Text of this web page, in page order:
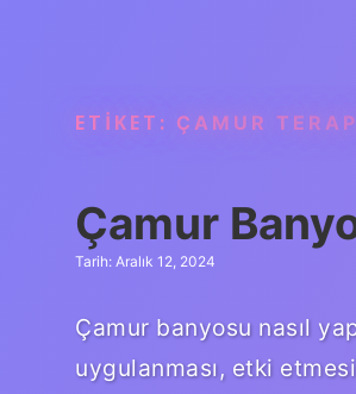
ETIKET: ÇAMUR
Çamur
Tarih: Aralık 12, 2024
Çamur banyosu nasıl
uygulanması, etki